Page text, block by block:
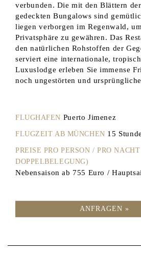
verbunden. Die mit den Blättern
gedeckten Bungalows sind
liegen verborgen im Regenwald,
Privatsphäre zu gewähren. Das
den natürlichen Rohstoffen der
serviert eine internationale,
Luxuslodge erleben Sie immense
noch ungestörten und
FLUGHAFEN Puerto Jimenez
FLUGZEIT AB MÜNCHEN 15
PREISE PRO PERSON / PRO
DOPPELBELEGUNG)
Nebensaison ab 755 Euro /
ANFRAGEN »